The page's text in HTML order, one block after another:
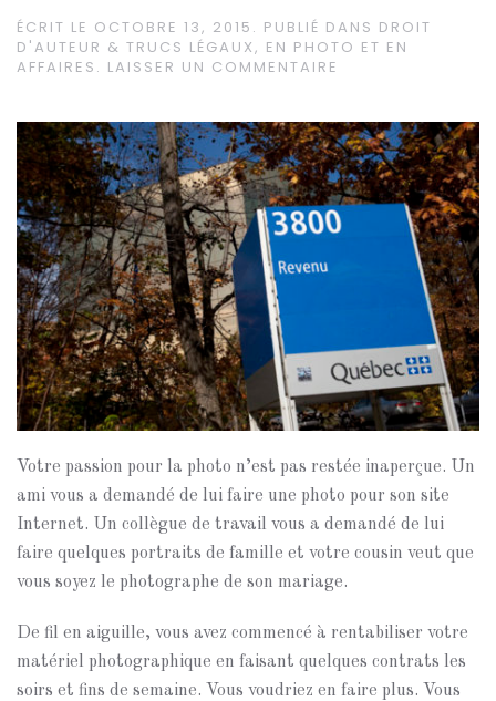
ÉCRIT LE OCTOBRE 13, 2015 . PUBLIÉ DANS DROIT
D'AUTEUR & TRUCS LÉGAUX, EN PHOTO ET EN
AFFAIRES . LAISSER UN COMMENTAIRE
Votre passion pour la photo n’est pas restée inaperçue. Un
ami vous a demandé de lui faire une photo pour son site
Internet. Un collègue de travail vous a demandé de lui
faire quelques portraits de famille et votre cousin veut que
vous soyez le photographe de son mariage.
De fil en aiguille, vous avez commencé à rentabiliser votre
matériel photographique en faisant quelques contrats les
soirs et fins de semaine. Vous voudriez en faire plus. Vous